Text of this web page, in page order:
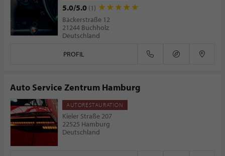
5.0/5.0 (1)
Bäckerstraße 12
21244 Buchholz
Deutschland
PROFIL
Auto Service Zentrum Hamburg
AUTORESTAURATION
Kieler Straße 207
22525 Hamburg
Deutschland